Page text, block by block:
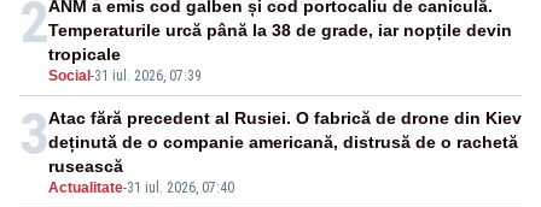
2
Social -31 iul. 2026, 07:39
ANM a emis cod galben și cod portocaliu de caniculă.
Temperaturile urcă până la 38 de grade, iar nopțile devin
tropicale
3
Actualitate-31 iul. 2026, 07:40
Atac fără precedent al Rusiei. O fabrică de drone din Kiev
deținută de o companie americană, distrusă de o rachetă
rusească